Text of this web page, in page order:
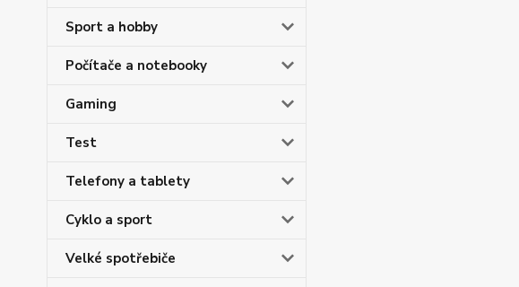
Sport a hobby
Počítače a notebooky
Gaming
Test
Telefony a tablety
Cyklo a sport
Velké spotřebiče